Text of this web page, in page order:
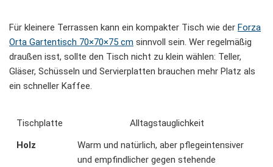
Für kleinere Terrassen kann ein kompakter Tisch wie der Forza
Orta Gartentisch 70×70×75 cm sinnvoll sein. Wer regelmäßig
draußen isst, sollte den Tisch nicht zu klein wählen: Teller,
Gläser, Schüsseln und Servierplatten brauchen mehr Platz als
ein schneller Kaffee.
Tischplatte
Alltagstauglichkeit
Holz
Warm und natürlich, aber pflegeintensiver
und empfindlicher gegen stehende